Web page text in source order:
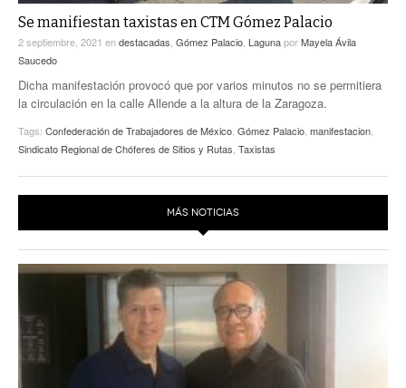
A TODA LEY
ACTUALIDADES GREM
LA MEJOR INFORMACIÓN
Se manifiestan taxistas en CTM Gómez Palacio
2 septiembre, 2021 endestacadas Gómez Palacio LagunaporMayela Ávila
Saucedo
Dicha manifestación provocó que por varios minutos no se permitiera
la circulación en la calle Allende a la altura de la Zaragoza.
Tags: Confederación de Trabajadores de México Gómez Palacio manifestacion
Sindicato Regional de Chóferes de Sitios y Rutas Taxistas
MÁS NOTICIAS